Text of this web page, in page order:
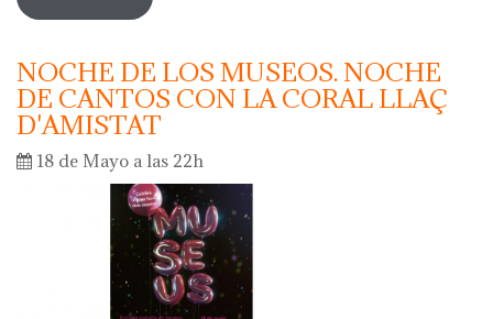
recital poético con vermouth
NOCHE DE LOS MUSEOS. NOCHE
DE CANTOS CON LA CORAL LLAÇ
D'AMISTAT
18 de Mayo a las 22h